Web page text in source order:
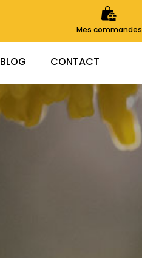
Mes commandes
BLOG CONTACT